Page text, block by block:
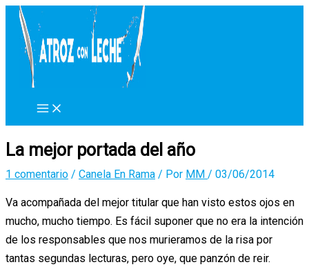
contenido
La mejor portada del año
1 comentario / Canela En Rama / Por MM / 03/06/2014
Va acompañada del mejor titular que han visto estos ojos en
mucho, mucho tiempo. Es fácil suponer que no era la intención
de los responsables que nos murieramos de la risa por
tantas segundas lecturas, pero oye, que panzón de reir.